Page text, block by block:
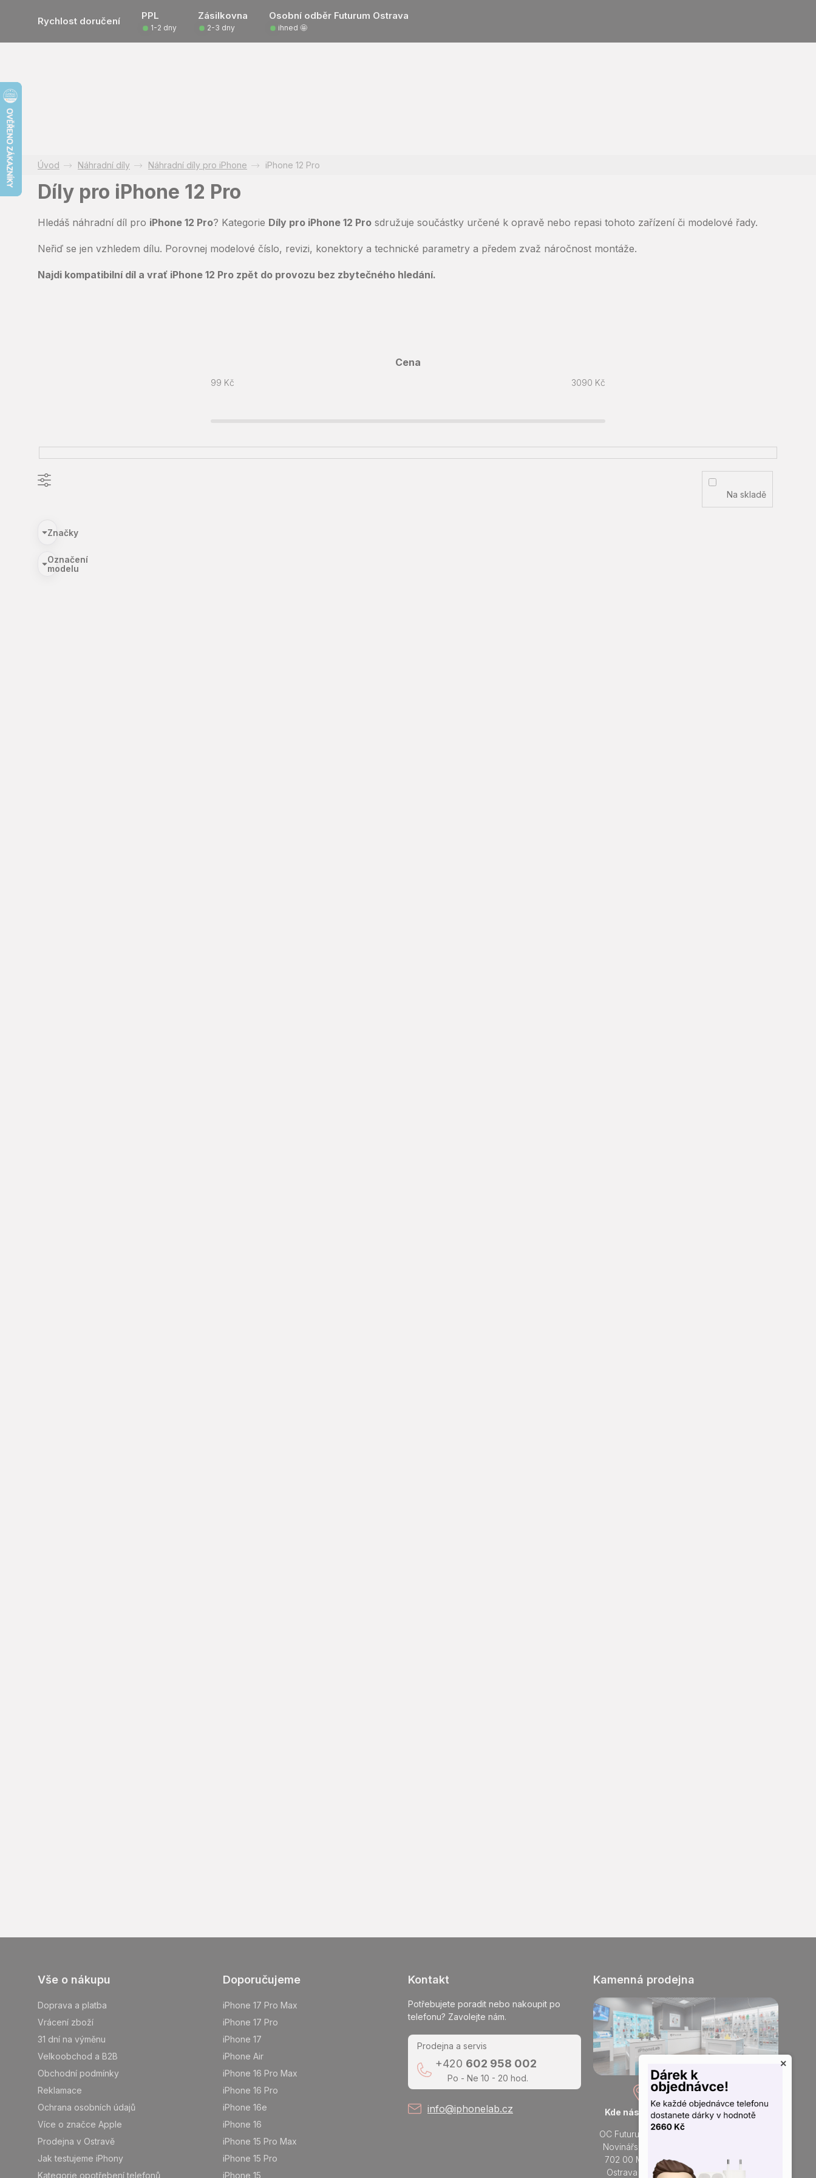
Rychlost doručení PPL Zásilkovna Osobní odběr Futurum Ostrava
1-2 dny 2-3 dny ihned 🤩
Náhradní díly Náhradní díly pro iPhone iPhone 12 Pro
Díly pro iPhone 12 Pro
Hledáš náhradní díl pro iPhone 12 Pro? Kategorie Díly pro iPhone 12 Pro sdružuje součástky určené k opravě nebo repasi tohoto zařízení či modelové řady.
Neřiď se jen vzhledem dílu. Porovnej modelové číslo, revizi, konektory a technické parametry a předem zvaž náročnost montáže.
Najdi kompatibilní díl a vrať iPhone 12 Pro zpět do provozu bez zbytečného hledání.
Cena
99 Kč 3090 Kč
Na skladě
Značky
Označení
modelu
Vše o nákupu
Doprava a platba
Vrácení zboží
31 dní na výměnu
Velkoobchod a B2B
Obchodní podmínky
Reklamace
Ochrana osobních údajů
Více o značce Apple
Prodejna v Ostravě
Jak testujeme iPhony
Kategorie opotřebení telefonů
Doporučujeme
iPhone 17 Pro Max
iPhone 17 Pro
iPhone 17
iPhone Air
iPhone 16 Pro Max
iPhone 16 Pro
iPhone 16e
iPhone 16
iPhone 15 Pro Max
iPhone 15 Pro
iPhone 15
Kontakt
Potřebujete poradit nebo nakoupit po
telefonu? Zavolejte nám.
Prodejna a servis
+420 602 958 002
Po - Ne 10 - 20 hod.
info@iphonelab.cz
Kamenná prodejna
Kde nás najdete
OC Futurum Ostrava
Novinářská 3178/6
702 00 Moravská
Ostrava a Přívoz
Otevřeno každý den
Do prodejny
×